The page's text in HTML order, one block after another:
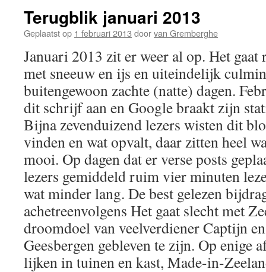
Terugblik januari 2013
Geplaatst op 1 februari 2013 doorvan Gremberghe
Januari 2013 zit er weer al op. Het gaat
met sneeuw en ijs en uiteindelijk
buitengewoon zachte (natte) dagen.
dit schrijf aan en Google braakt zijn
Bijna zevenduizend lezers wisten dit
vinden en wat opvalt, daar zitten heel
mooi. Op dagen dat er verse posts
lezers gemiddeld ruim vier minuten
wat minder lang. De best gelezen
achetreenvolgens Het gaat slecht met
droomdoel van veelverdiener Captijn
Geesbergen gebleven te zijn. Op enige
lijken in tuinen en kast, Made-in-